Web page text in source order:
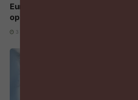
Europese AI Act: nieuwe
op het werk gelden vanaf 3
3 AUGUSTUS 2026